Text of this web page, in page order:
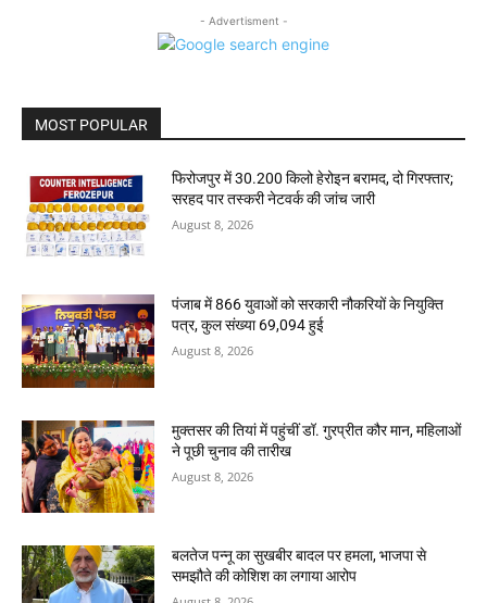
- Advertisment -
MOST POPULAR
फिरोजपुर में 30.200 किलो हेरोइन बरामद, दो गिरफ्तार;
सरहद पार तस्करी नेटवर्क की जांच जारी
August 8, 2026
पंजाब में 866 युवाओं को सरकारी नौकरियों के नियुक्ति
पत्र, कुल संख्या 69,094 हुई
August 8, 2026
मुक्तसर की तियां में पहुंचीं डॉ. गुरप्रीत कौर मान, महिलाओं
ने पूछी चुनाव की तारीख
August 8, 2026
बलतेज पन्नू का सुखबीर बादल पर हमला, भाजपा से
समझौते की कोशिश का लगाया आरोप